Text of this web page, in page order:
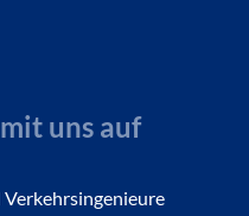
uns auf